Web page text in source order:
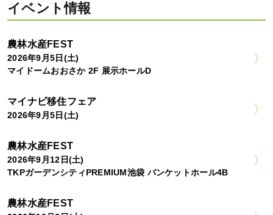
イベント情報
農林水産FEST
2026年9月5日(土)
マイドームおおさか 2F 展示ホールD
マイナビ移住フェア
2026年9月5日(土)
農林水産FEST
2026年9月12日(土)
TKPガーデンシティPREMIUM池袋 バンケットホール4B
農林水産FEST